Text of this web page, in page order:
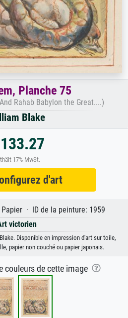
Planche 75
Rahab Babylon the Great....)
Blake
17% MwSt.
d'art
· ID de la peinture: 1959
victorien
Disponible en impression d'art sur toile,
papier non couché ou papier japonais.
couleurs de cette image